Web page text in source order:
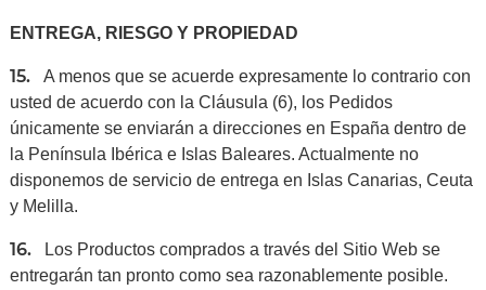
ENTREGA, RIESGO Y PROPIEDAD
15. A menos que se acuerde expresamente lo contrario con
usted de acuerdo con la Cláusula (6), los Pedidos
únicamente se enviarán a direcciones en España dentro de
la Península Ibérica e Islas Baleares. Actualmente no
disponemos de servicio de entrega en Islas Canarias, Ceuta
y Melilla.
16.
Los Productos comprados a través del Sitio Web se
entregarán tan pronto como sea razonablemente posible.